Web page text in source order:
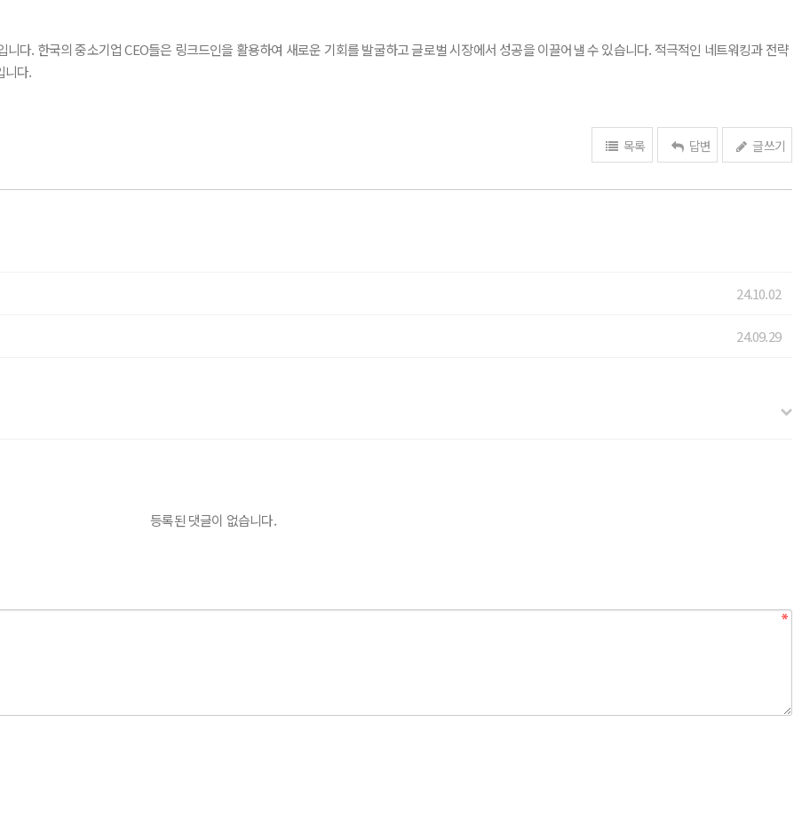
다. 한국의 중소기업 CEO들은 링크드인을 활용하여 새로운 기회를 발굴하고 글로벌 시장에서 성공을 이끌어낼 수 있습니다. 적극적인 네트워킹과 전략
니다.
목록 답변 글쓰기
24.10.02
24.09.29
등록된 댓글이 없습니다.